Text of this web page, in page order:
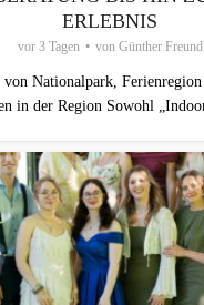
ERLEBNIS
vor 3 Tagen von Günther Freund
von Nationalpark,
in der Region Sowohl